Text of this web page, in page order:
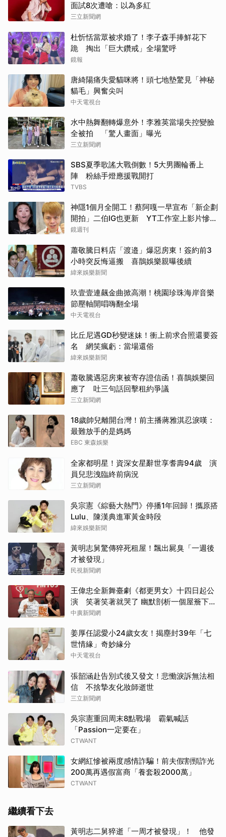
面試8次遭嗆：以為多紅
三立新聞網
杜忻恬當眾被求婚了！李子森手捧鮮花下
跪 掏出「巨大鑽戒」全場驚呼
鏡報
唐綺陽痛失愛貓咪將！頭七地墊驚見「神秘
貓毛」興奮尖叫
中天電視台
水中熱舞翻轉爆意外！李雅英當場失控變臉
全被拍 「驚人畫面」曝光
三立新聞網
SBS夏季歌謠大戰倒數！5大男團輪番上
陣 粉絲手燈應援戰開打
TVBS
神隱1個月全開工！蔡阿嘎一早宣布「新企劃
開拍」二伯IG也更新 YT工作室上影片慘被
刷倒讚
鏡週刊
蕭敬騰日料店「渡邉」爆惡房東！簽約前3
小時突反悔逼搬 喜鵲娛樂親曝後續
緯來娛樂新聞
玖壹壹連飆金曲掀高潮！桃園珍珠海岸音樂
節壓軸開唱嗨翻全場
中天電視台
比丘尼遇GD秒變迷妹！衝上前求合照還要簽
名 網笑瘋虧：當場還俗
緯來娛樂新聞
蕭敬騰遇惡房東被寄存證信函！喜鵲娛樂回
應了 吐三句話回擊租約爭議
三立新聞網
18歲帥兒離開台灣！前主播蔣雅淇忍淚嘆：
最難放手的是媽媽
EBC 東森娛樂
全家都明星！資深女星辭世享耆壽94歲 演
員兒悲洩臨終前病況
三立新聞網
吳宗憲《綜藝大熱門》停播1年回歸！攜原搭
Lulu、陳漢典進軍黃金時段
緯來娛樂新聞
黃明志舅驚傳猝死租屋！飄出屍臭「一週後
才被發現」
民視新聞網
王偉忠全新舞臺劇《都更男女》十四日起公
演 笑著笑著就哭了 幽默剖析一個屋簷下的
關係難題
中廣新聞網
姜厚任認愛小24歲女友！揭塵封39年「七
世情緣」奇妙緣分
中天電視台
張韶涵赴告別式後又發文！悲慟淚訴無法相
信 不捨摯友化妝師逝世
三立新聞網
吳宗憲重回周末8點戰場 霸氣喊話
「Passion一定要在」
CTWANT
女網紅慘被兩度感情詐騙！前夫假割頸詐光
200萬再遇假富商「養套殺2000萬」
CTWANT
繼續看下去
黃明志二舅猝逝「一周才被發現」！ 他發